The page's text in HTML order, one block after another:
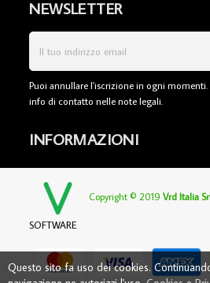
NEWSLETTER
Puoi annullare l'iscrizione in ogni
info di contatto nelle note legali.
INFORMAZIONI
Copyright © 2019Vrd Italia
SOFTWARE
Questo sito fa uso dei cookies.